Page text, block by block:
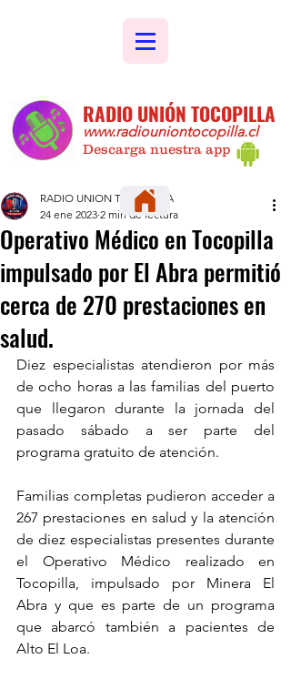
RADIO UNIÓN TOCOPILLA
www.radiouniontocopilla.cl
Descarga nuestra app
Operativo Médico en Tocopilla
impulsado por El Abra permitió
cerca de 270 prestaciones en
salud.
RADIO UNION TOCOPILLA
24 ene 2023 2 min de lectura
Diez especialistas atendieron por más
de ocho horas a las familias del puerto
que llegaron durante la jornada del
pasado sábado a ser parte del
programa gratuito de atención.
Familias completas pudieron acceder a
267 prestaciones en salud y la atención
de diez especialistas presentes durante
el Operativo Médico realizado en
Tocopilla, impulsado por Minera El
Abra y que es parte de un programa
que abarcó también a pacientes de
Alto El Loa.